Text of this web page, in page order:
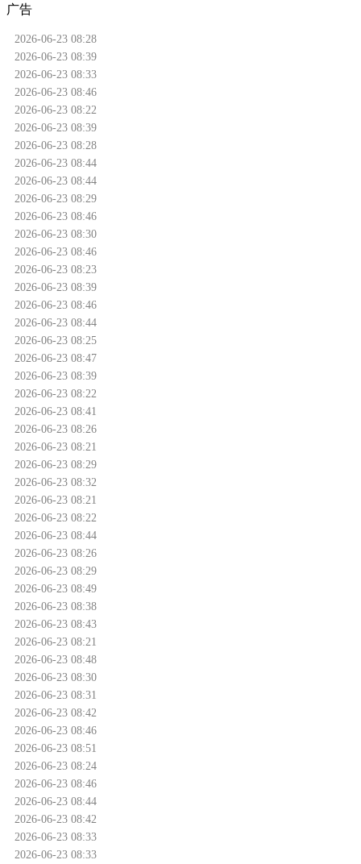
广告
2026-06-23 08:28
2026-06-23 08:39
2026-06-23 08:33
2026-06-23 08:46
2026-06-23 08:22
2026-06-23 08:39
2026-06-23 08:28
2026-06-23 08:44
2026-06-23 08:44
2026-06-23 08:29
2026-06-23 08:46
2026-06-23 08:30
2026-06-23 08:46
2026-06-23 08:23
2026-06-23 08:39
2026-06-23 08:46
2026-06-23 08:44
2026-06-23 08:25
2026-06-23 08:47
2026-06-23 08:39
2026-06-23 08:22
2026-06-23 08:41
2026-06-23 08:26
2026-06-23 08:21
2026-06-23 08:29
2026-06-23 08:32
2026-06-23 08:21
2026-06-23 08:22
2026-06-23 08:44
2026-06-23 08:26
2026-06-23 08:29
2026-06-23 08:49
2026-06-23 08:38
2026-06-23 08:43
2026-06-23 08:21
2026-06-23 08:48
2026-06-23 08:30
2026-06-23 08:31
2026-06-23 08:42
2026-06-23 08:46
2026-06-23 08:51
2026-06-23 08:24
2026-06-23 08:46
2026-06-23 08:44
2026-06-23 08:42
2026-06-23 08:33
2026-06-23 08:33